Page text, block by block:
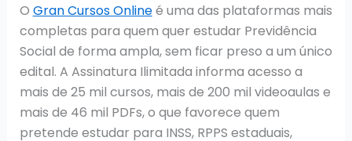
O Gran Cursos Onlineé uma das plataformas mais
completas para quem quer estudar Previdência
Social de forma ampla, sem ficar preso a um único
edital. A Assinatura Ilimitada informa acesso a
mais de 25 mil cursos, mais de 200 mil videoaulas e
mais de 46 mil PDFs, o que favorece quem
pretende estudar para INSS, RPPS estaduais,